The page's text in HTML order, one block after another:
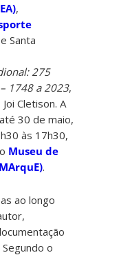
,
Santa
275
1748 a 2023,
Cletison. A
30 de maio,
às 17h30,
Museu de
.
ao longo
o